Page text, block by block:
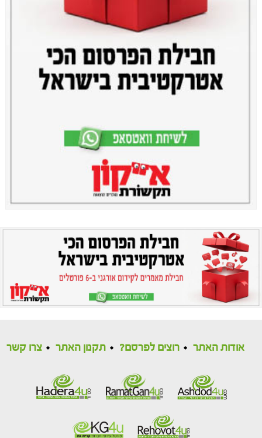
אודות האתר רוצים לפרסם? תקנון האתר צרו קשר